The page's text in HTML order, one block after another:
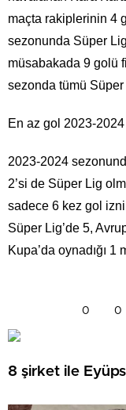
maçta rakiplerinin 4
sezonunda Süper
müsabakada 9 golü
sezonda tümü
En az gol 2023-
2023-2024
2’si de Süper Lig
sadece 6 kez gol
Süper Lig’de 5,
Kupa’da oynadığı 1
0 0
8 şirket ile